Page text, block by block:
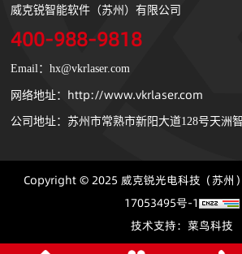
威克锐智能软件（苏州）有限公司
400-988-9818
Email：hx@vkrlaser.com
网络地址： http://www.vkrlaser.com
公司地址：苏州市常熟市新阳大道128号天洲
Copyright © 2025 威克锐光电科技（苏州
17053495号-1
技术支持： 菜鸟科技